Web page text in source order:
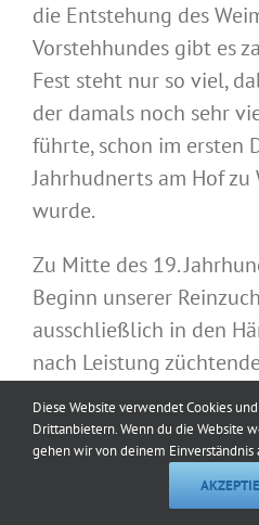
die Entstehung des
Vorstehhundes gibt es
Fest steht nur so viel,
der damals noch sehr
führte, schon im ersten
Jahrhudnerts am Hof
wurde.
Zu Mitte des 19.
Beginn unserer
ausschließlich in den
nach Leistung
Förstern in
der Gegend um Weimar
die Tage des Leithundes
kreuzten sie ihre Hunde
Diese Website verwendet Cookies
Drittanbietern. Wenn du die Website
gehen wir von deinem Einverständnis